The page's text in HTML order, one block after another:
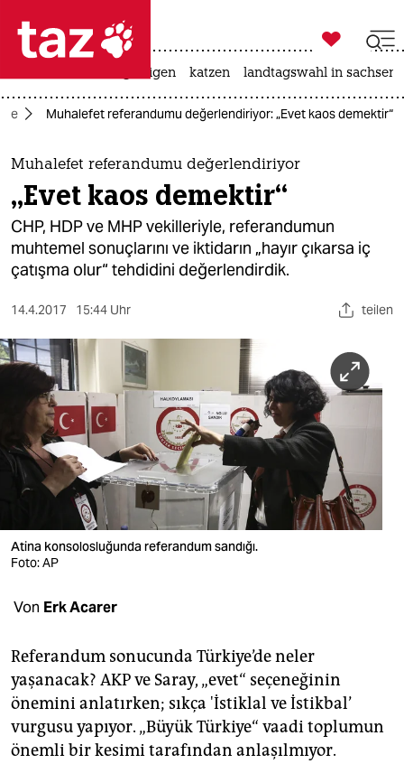
 taz zahl ich
taz zahl ich
themen
politik
öko
gesellschaft
sport
berlin
nord
wahrheit
verlag
verlag
veranstaltungen
fragen & hilfe
unterstützen
abo

taz zahl ich
bergsteigen katzen landtagswahl in
Muhalefet referandumu değerlendiriyor: „Evet kaos demektir“
Muhalefet referandumu değerlendiriyor
„Evet kaos demektir“
CHP, HDP ve MHP vekilleriyle, referandumun
muhtemel sonuçlarını ve iktidarın „hayır çıkarsa iç
çatışma olur“ tehdidini değerlendirdik.
14.4.2017 15:44 Uhr teilen
Atina konsolosluğunda referandum sandığı.
Foto: AP
Von Erk Acarer
Referandum sonucunda Türkiye’de neler
yaşanacak? AKP ve Saray, „evet“ seçeneğinin
önemini anlatırken; sıkça 'İstiklal ve İstikbal’
vurgusu yapıyor. „Büyük Türkiye“ vaadi toplumun
önemli bir kesimi tarafından anlaşılmıyor.